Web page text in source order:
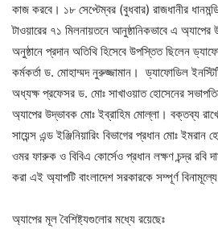
কাজ করবে। ১৮ সেপ্টেম্বর (বুধবার) রাজধানীর
টাওয়ারের ৭১ মিলনায়তনে আনুষ্ঠানিকভাবে এ
অনুষ্ঠানে প্রদান অতিথি হিসেবে উপস্তিত ছিলেন
কর্মকর্তা ড. মোহাম্মদ নুরুজ্জামান। ড্যাফোডিল
অধ্যক্ষ প্রফেসর ড. মোঃ সাখাওয়াত হোসেনের
অ্যাপের উদ্ভাবক মোঃ ইব্রাহিম মোল্লা। বক্তব্য
সায়েন্স এন্ড ইঞ্জিনিয়ারিং বিভাগের প্রধান মোঃ
ওমর ফারুক ও বিবিএ কোর্সেও প্রধান লক্ষণ চন্দ্র রবি
করা এই অ্যাপটি বাংলাদেশ সরকারকে সম্পূর্ণ
অ্যাপের মূল বৈশিষ্ট্যগুলোর মধ্যে রয়েছেঃ